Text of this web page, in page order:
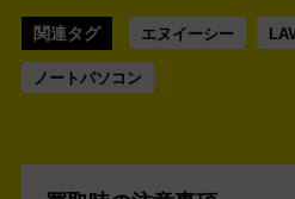
関連タグ エヌイーシー
ノートパソコン